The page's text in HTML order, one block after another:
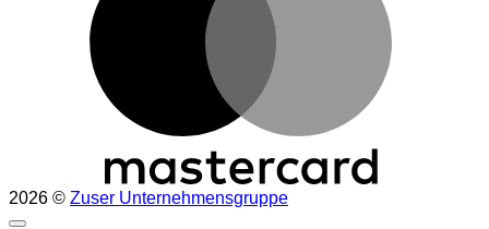
2026 © Zuser Unternehmensgruppe